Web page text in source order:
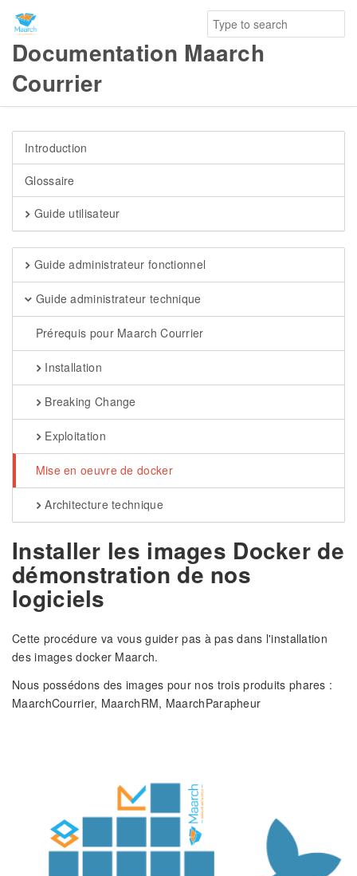
Documentation Maarch
Courrier
Introduction
Glossaire
Guide utilisateur
Guide administrateur fonctionnel
Guide administrateur technique
Prérequis pour Maarch Courrier
Installation
Breaking Change
Exploitation
Mise en oeuvre de docker
Architecture technique
Installer les images Docker de
démonstration de nos
logiciels
Cette procédure va vous guider pas à pas dans l'installation
des images docker Maarch.
Nous possédons des images pour nos trois produits phares :
MaarchCourrier, MaarchRM, MaarchParapheur